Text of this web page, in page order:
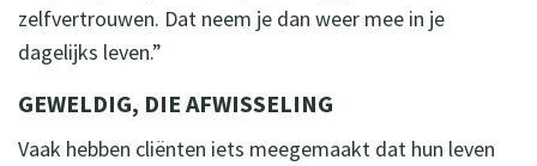
zelfvertrouwen. Dat neem je dan weer mee in je
dagelijks leven.”
GEWELDIG, DIE AFWISSELING
Vaak hebben cliënten iets meegemaakt dat hun leven